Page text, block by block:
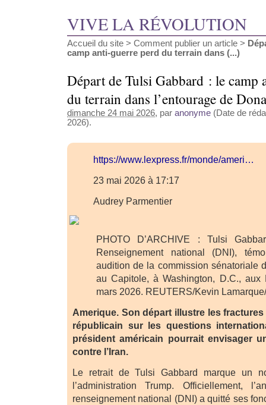
VIVE LA RÉVOLUTION
Accueil du site > Comment publier un article >
camp anti-guerre perd du terrain dans (...)
Départ de Tulsi Gabbard : le camp
du terrain dans l’entourage de
dimanche 24 mai 2026, par anonyme (Date de
2026).
https://www.lexpress.fr/monde/ameri…
23 mai 2026 à 17:17
Audrey Parmentier
PHOTO D’ARCHIVE : Tulsi
Renseignement national (DNI),
audition de la commission sénatoriale
au Capitole, à Washington, D.C., aux
mars 2026. REUTERS/Kevin
Amerique. Son départ illustre les
républicain sur les questions
président américain pourrait envisager
contre l’Iran.
Le retrait de Tulsi Gabbard marque un
l’administration Trump. Officiellement,
renseignement national (DNI) a quitté ses